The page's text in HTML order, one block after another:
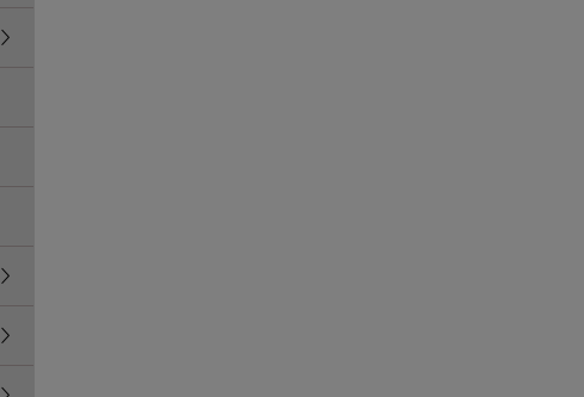
Undermeny för Fördelning av tider i kommunens lokaler
Undermeny för Olika typer av bokningar
Undermeny för Friluftsliv och motion